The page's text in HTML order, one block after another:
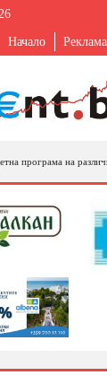
Начало Реклама
програма на